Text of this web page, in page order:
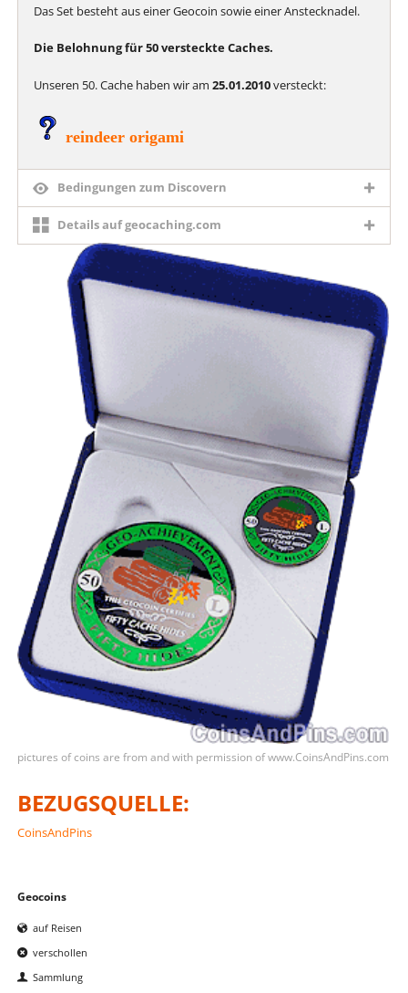
Das Set besteht aus einer Geocoin sowie einer Anstecknadel.
Die Belohnung für 50 versteckte Caches.
Unseren 50. Cache haben wir am 25.01.2010versteckt:
reindeer origami
Bedingungen zum Discovern
Details auf geocaching.com
pictures of coins are from and with permission of www.CoinsAndPins.com
BEZUGSQUELLE:
CoinsAndPins
Navigation
Geocoins
auf Reisen
verschollen
Sammlung